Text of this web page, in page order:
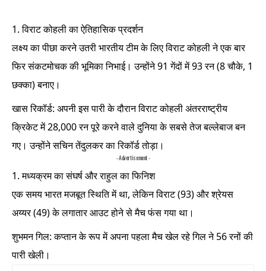
विराट कोहली का ऐतिहासिक प्रदर्शन
लक्ष्य का पीछा करने उतरी भारतीय टीम के लिए विराट कोहली ने एक बार
फिर संकटमोचक की भूमिका निभाई। उन्होंने 91 गेंदों में 93 रन (8 चौके, 1
छक्का) बनाए।
खास रिकॉर्ड: अपनी इस पारी के दौरान विराट कोहली अंतरराष्ट्रीय
क्रिकेट में 28,000 रन पूरे करने वाले दुनिया के सबसे तेज बल्लेबाज बन
गए। उन्होंने सचिन तेंदुलकर का रिकॉर्ड तोड़ा।
- Advertisement -
मध्यक्रम का संघर्ष और राहुल का फिनिश
एक समय भारत मजबूत स्थिति में था, लेकिन विराट (93) और श्रेयस
अय्यर (49) के लगातार आउट होने से मैच फंस गया था।
शुभमन गिल: कप्तान के रूप में अपना पहला मैच खेल रहे गिल ने 56 रनों की
पारी खेली।